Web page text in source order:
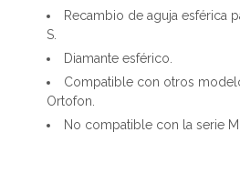
Recambio de aguja esférica
S.
Diamante esférico.
Compatible con otros
Ortofon.
No compatible con la serie